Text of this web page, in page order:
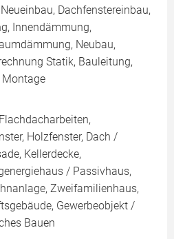
Dachfenstereinbau,
Innendämmung,
Neubau,
Statik, Bauleitung,
Holzfenster, Dach /
Kellerdecke,
/ Passivhaus,
Zweifamilienhaus,
Gewerbeobjekt /
Bauen